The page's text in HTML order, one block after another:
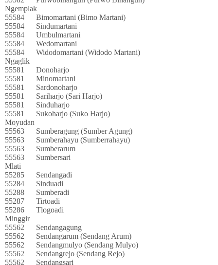
Ngemplak
55584
Bimomartani (Bimo Martani)
55584
Sindumartani
55584
Umbulmartani
55584
Wedomartani
55584
Widodomartani (Widodo Martani)
Ngaglik
55581
Donoharjo
55581
Minomartani
55581
Sardonoharjo
55581
Sariharjo (Sari Harjo)
55581
Sinduharjo
55581
Sukoharjo (Suko Harjo)
Moyudan
55563
Sumberagung (Sumber Agung)
55563
Sumberahayu (Sumberrahayu)
55563
Sumberarum
55563
Sumbersari
Mlati
55285
Sendangadi
55284
Sinduadi
55288
Sumberadi
55287
Tirtoadi
55286
Tlogoadi
Minggir
55562
Sendangagung
55562
Sendangarum (Sendang Arum)
55562
Sendangmulyo (Sendang Mulyo)
55562
Sendangrejo (Sendang Rejo)
55562
Sendangsari